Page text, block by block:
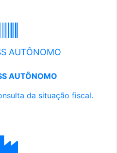
AUTÔNOMO
AUTÔNOMO
da situação fiscal.